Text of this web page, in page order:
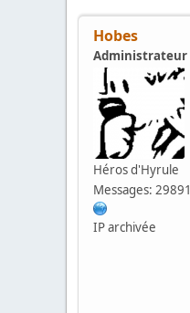
Hobes
Administrateur
Héros d'Hyrule
Messages: 29891
IP archivée